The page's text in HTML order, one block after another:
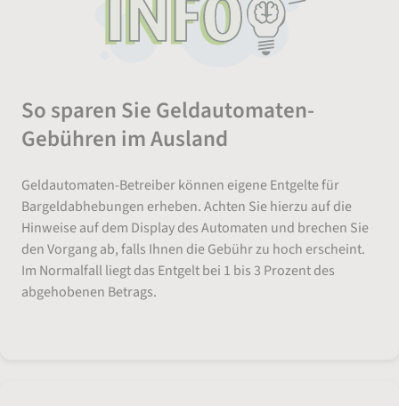
So sparen Sie Geldautomaten-
Gebühren im Ausland
Geldautomaten-Betreiber können eigene Entgelte für
Bargeldabhebungen erheben. Achten Sie hierzu auf die
Hinweise auf dem Display des Automaten und brechen Sie
den Vorgang ab, falls Ihnen die Gebühr zu hoch erscheint.
Im Normalfall liegt das Entgelt bei 1 bis 3 Prozent des
abgehobenen Betrags.